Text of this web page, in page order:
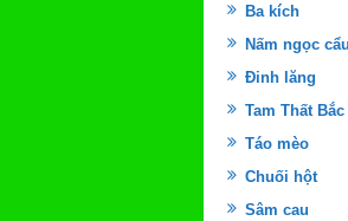
Ba kích
Nấm ngọc cẩu
Đinh lăng
Tam Thất Bắc
Táo mèo
Chuối hột
Sâm cau